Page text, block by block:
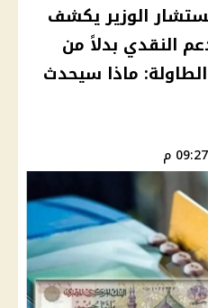
الوزير يكشف
النقدي بدلاً من
على الطاولة: ماذا سيحدث